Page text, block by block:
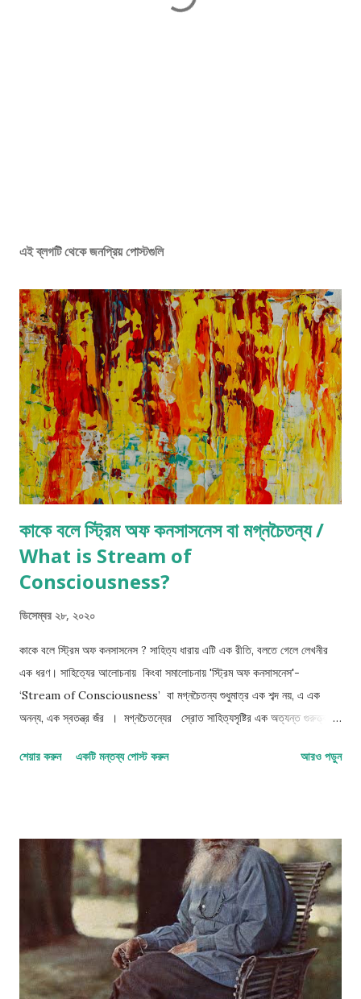
এই ব্লগটি থেকে জনপ্রিয় পোস্টগুলি
কাকে বলে স্ট্রিম অফ কনসাসনেস বা মগ্নচৈতন্য /
What is Stream of
Consciousness?
ডিসেম্বর ২৮, ২০২০
কাকে বলে স্ট্রিম অফ কনসাসনেস ? সাহিত্য ধারায় এটি এক রীতি, বলতে গেলে লেখনীর
এক ধরণ। সাহিত্যের আলোচনায় কিংবা সমালোচনায় 'স্ট্রিম অফ কনসাসনেস'-
‘Stream of Consciousness’ বা মগ্নচৈতন্য শুধুমাত্র এক শব্দ নয়, এ এক
অনন্য, এক স্বতন্ত্র জঁর । মগ্নচৈতন্যের স্রোত সাহিত্যসৃষ্টির এক অত্যন্ত গুরুত্ত্বপূর্ন
নিজেদের লেখনীতে কিছু ঘটনা পরম্পরাকে বর্ণনা করতে ব্যবহার করেছিলেন তারা । কিন্তু
সাহিত্যিক টার্মটির ধারণা পরিষ্কার করতে সহায়তা করতে পারে হয়ত এই আলোচনা ।
Image Courtesy: Steve Jhonson:pixels.com/free image
শেয়ার করুন একটি মন্তব্য পোস্ট করুন আরও পড়ুন